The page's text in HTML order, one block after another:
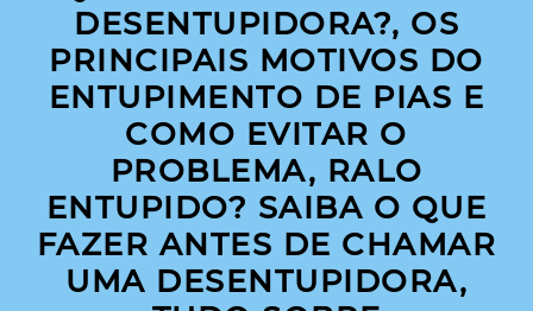
DESENTUPIDORA?, OS
PRINCIPAIS MOTIVOS DO
ENTUPIMENTO DE PIAS E
COMO EVITAR O
PROBLEMA, RALO
ENTUPIDO? SAIBA O QUE
FAZER ANTES DE CHAMAR
UMA DESENTUPIDORA,